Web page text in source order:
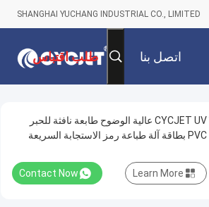
SHANGHAI YUCHANG INDUSTRIAL CO., LIMITED
اتصل بنا طلب اقتباس
CYCJET UV عالية الوضوح طابعة نافثة للحبر
PVC بطاقة آلة طباعة رمز الاستجابة السريعة
Contact Now Learn More